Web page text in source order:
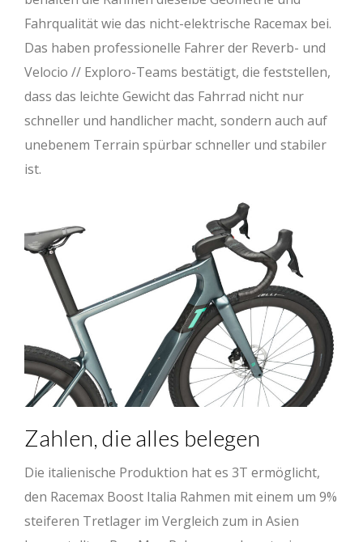
Fahrqualität wie das nicht-elektrische Racemax bei.
Das haben professionelle Fahrer der Reverb- und
Velocio // Exploro-Teams bestätigt, die feststellen,
dass das leichte Gewicht das Fahrrad nicht nur
schneller und handlicher macht, sondern auch auf
unebenem Terrain spürbar schneller und stabiler
ist.
Zahlen, die alles belegen
Die italienische Produktion hat es 3T ermöglicht,
den Racemax Boost Italia Rahmen mit einem um 9%
steiferen Tretlager im Vergleich zum in Asien